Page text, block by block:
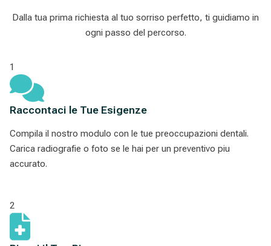
Dalla tua prima richiesta al tuo sorriso perfetto, ti guidiamo in
ogni passo del percorso.
1
Raccontaci le Tue Esigenze
Compila il nostro modulo con le tue preoccupazioni dentali.
Carica radiografie o foto se le hai per un preventivo piu
accurato.
2